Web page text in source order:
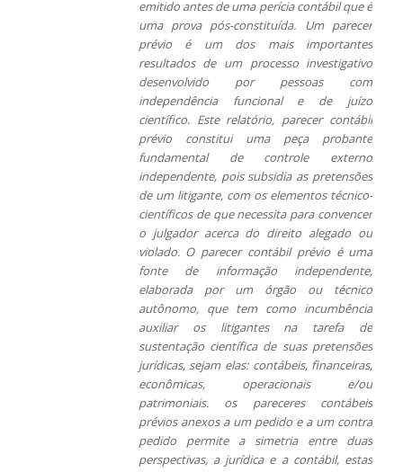
emitido antes de uma perícia contábil que é
uma prova pós-constituída. Um parecer
prévio é um dos mais importantes
resultados de um processo investigativo
desenvolvido por pessoas com
independência funcional e de juízo
científico. Este relatório, parecer contábil
prévio constitui uma peça probante
fundamental de controle externo
independente, pois subsidia as pretensões
de um litigante, com os elementos técnico-
científicos de que necessita para convencer
o julgador acerca do direito alegado ou
violado. O parecer contábil prévio é uma
fonte de informação independente,
elaborada por um órgão ou técnico
autônomo, que tem como incumbência
auxiliar os litigantes na tarefa de
sustentação científica de suas pretensões
jurídicas, sejam elas: contábeis, financeiras,
econômicas, operacionais e/ou
patrimoniais. os pareceres contábeis
prévios anexos a um pedido e a um contra
pedido permite a simetria entre duas
perspectivas, a jurídica e a contábil, estas